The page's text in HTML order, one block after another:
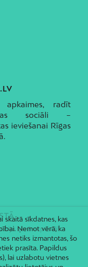
radīt
sociāli –
ieviešanai Rīgas
savā e-pastā!
skaitā sīkdatnes, kas
Ņemot vērā, ka
netiks izmantotas, šo
prasīta. Papildus
lai uzlabotu vietnes